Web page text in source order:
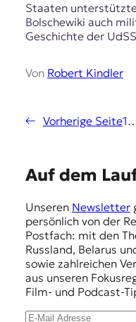
Staaten
Bolschewiki auch
Geschichte der
Von Robert Kindler
← Vorherige Seite1
Auf dem
Unseren Newsletter
persönlich von der
Postfach: mit den
Russland, Belarus
sowie zahlreichen
aus unseren
Film- und Podcast-